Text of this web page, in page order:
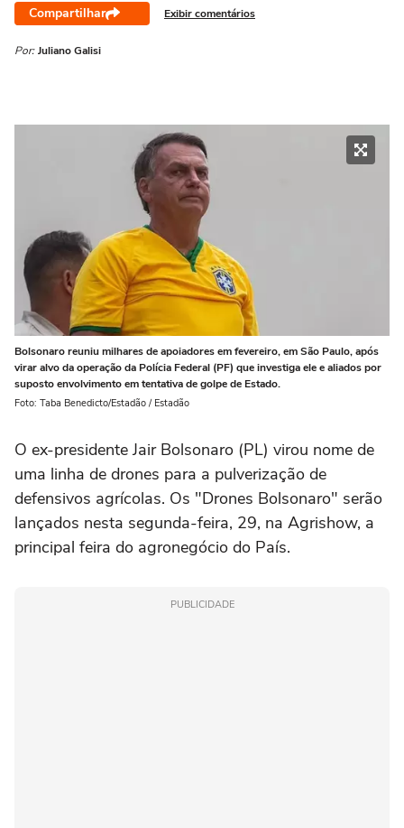
Compartilhar Exibir comentários
Por: Juliano Galisi
Bolsonaro reuniu milhares de apoiadores em fevereiro, em São Paulo, após
virar alvo da operação da Polícia Federal (PF) que investiga ele e aliados por
suposto envolvimento em tentativa de golpe de Estado.
Foto: Taba Benedicto/Estadão / Estadão
O ex-presidente Jair Bolsonaro (PL) virou nome de
uma linha de drones para a pulverização de
defensivos agrícolas. Os "Drones Bolsonaro" serão
lançados nesta segunda-feira, 29, na Agrishow, a
principal feira do agronegócio do País.
PUBLICIDADE